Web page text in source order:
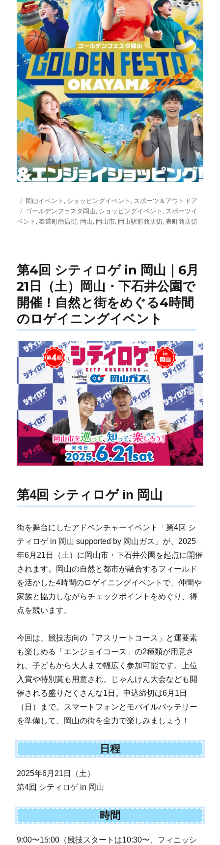
投
稿
日:
カ
テ
ゴ
岡山イベント , ショッピングイベント , スポーツ＆アウトドア
タ
グ
ゴールデンフェスタ岡山, ショッピングイベント , スポーツイ
ベント ,奉還町商店街, 岡山, 岡山市, 岡山駅前商店街,表町商店街
第4回 シティロゲ in 岡山｜6月
21日（土）岡山・下石井公園で
開催！自然と街をめぐる4時間
のロゲイニングイベント
第4回 シティロゲ in 岡山
街を舞台にしたアドベンチャーイベント「第4回 シ
ティロゲ in 岡山 supported by 岡山ガス」が、2025
年6月21日（土）に岡山市・下石井公園を起点に開催
されます。岡山の自然と都市が融合するフィールド
を活かした4時間のロゲイニングイベントで、仲間や
家族と協力しながらチェックポイントをめぐり、得
点を競います。
今回は、競技志向の「アスリートコース」と運要素
も楽しめる「エンジョイコース」の2種類が用意さ
れ、子どもから大人まで幅広く参加可能です。上位
入賞や特別賞も用意され、じゃんけん大会なども開
催される盛りだくさんな1日。申込締切は6月1日
（日）まで。スマートフォンとモバイルバッテリー
を準備して、岡山の街を全力で楽しみましょう！
日程
2025年6月21日（土）
第4回 シティロゲ in 岡山
時間
9:00〜15:00（競技スタートは10:30〜、フィニッシ